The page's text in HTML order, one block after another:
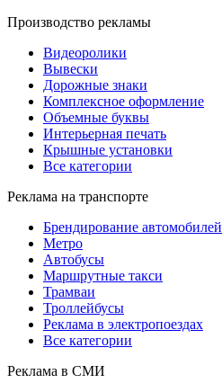
Производство рекламы
Видеоролики
Вывески
Дорожные знаки
Комплексное оформление
Объемные буквы
Интерьерная печать
Крышные установки
Все категории
Реклама на транспорте
Брендирование автомобилей
Метро
Автобусы
Маршрутные такси
Трамваи
Троллейбусы
Реклама в электропоездах
Все категории
Реклама в СМИ